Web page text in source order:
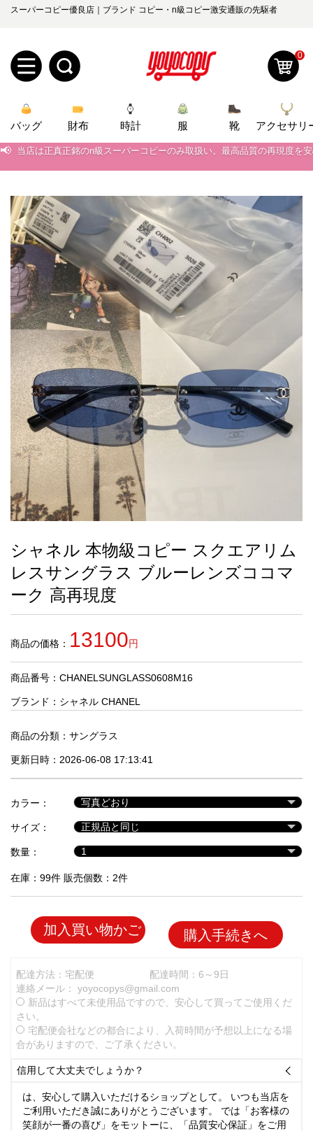
スーパーコピー優良店｜ブランド コピー・n級コピー激安通販の先駆者
規
ユ
ザ
ー
登
録
ロ
グ
ン
オ
ー
ダ
ー
管
理
お
知
ら
せ
yoyocopys@gmail.com
2026人気特集
バッグ
財布
時計
服
ズボン
衣装セット
靴
住まい用品
アクセサリー
ベルト
スカーフ
アイフォーンケ
ース
小物
最
新
製
品
お
す
商
人
気
商
セ
ル
品
0
バッグ 財布 時計 服 靴 アクセサリ
📢 当店は正真正銘のn級スーパーコピーのみ取扱い。最高品質の再現度を
📢 当店は正真正銘のn級スーパーコピーのみ取扱い。最高品質の再現度を
📢 2026春の新作続々更新中！期間中のご注文でお得な割引をご利用いただ
📢 新作入荷！ルイ・ヴィトンスーパーコピー バッグ最新モデルが登場。
シャネル 本物級コピー スクエアリム
レスサングラス ブルーレンズココマ
ーク 高再現度
商品の価格： 13100円
商品番号：CHANELSUNGLASS0608M16
ブランド： シャネル CHANEL
商品の分類： サングラス
更新日時：2026-06-08 17:13:41
カラー：
サイズ：
数量：
在庫：99件 販売個数：2件
加入買い物かご 購入手続きへ
配達方法：宅配便
配達時間：6～9日
連絡メール： yoyocopys@gmail.com
新品はすべて未使用品ですので、安心して買ってご使用くだ
さい。
宅配便会社などの都合により、入荷時間が予想以上になる場
合がありますので、ご了承ください。
信用して大丈夫でしょうか？ 
は、安心して購入いただけるショップとして。 いつも当店を
ご利用いただき誠にありがとうございます。 では「お客様の
笑顔が一番の喜び」をモットーに、「品質安心保証」をご用